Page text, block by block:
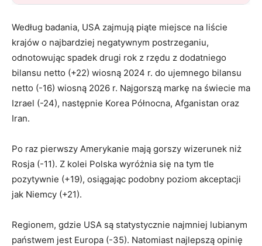
Według badania, USA zajmują piąte miejsce na liście
krajów o najbardziej negatywnym postrzeganiu,
odnotowując spadek drugi rok z rzędu z dodatniego
bilansu netto (+22) wiosną 2024 r. do ujemnego bilansu
netto (-16) wiosną 2026 r. Najgorszą markę na świecie ma
Izrael (-24), następnie Korea Północna, Afganistan oraz
Iran.
Po raz pierwszy Amerykanie mają gorszy wizerunek niż
Rosja (-11). Z kolei Polska wyróżnia się na tym tle
pozytywnie (+19), osiągając podobny poziom akceptacji
jak Niemcy (+21).
Regionem, gdzie USA są statystycznie najmniej lubianym
państwem jest Europa (-35). Natomiast najlepszą opinię